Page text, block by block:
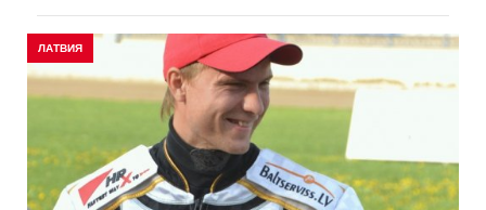
ЛАТВИЯ